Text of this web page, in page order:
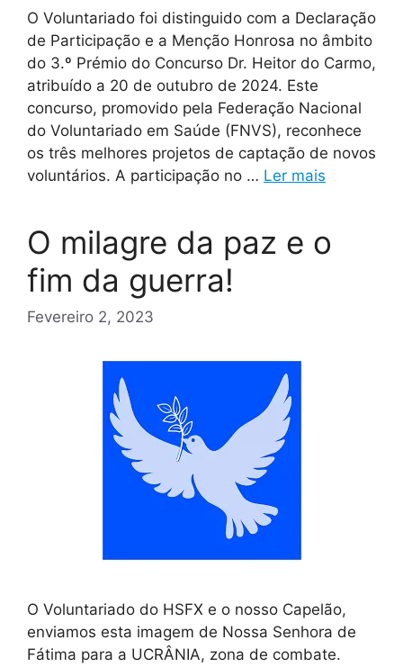
O Voluntariado foi distinguido com a Declaração
de Participação e a Menção Honrosa no âmbito
do 3.º Prémio do Concurso Dr. Heitor do Carmo,
atribuído a 20 de outubro de 2024. Este
concurso, promovido pela Federação Nacional
do Voluntariado em Saúde (FNVS), reconhece
os três melhores projetos de captação de novos
voluntários. A participação no … Ler mais
O milagre da paz e o
fim da guerra!
Fevereiro 2, 2023
O Voluntariado do HSFX e o nosso Capelão,
enviamos esta imagem de Nossa Senhora de
Fátima para a UCRÂNIA, zona de combate.